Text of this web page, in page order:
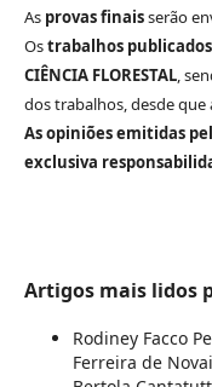
As provas finaisserão
Ostrabalhos
CIÊNCIA FLORESTAL,
dos trabalhos, desde
As opiniões emitidas
exclusiva
Artigos mais lidos
Rodiney Facco
Ferreira de